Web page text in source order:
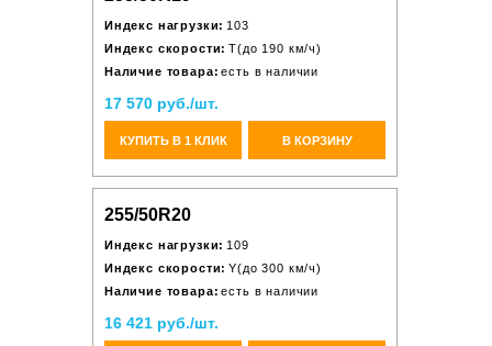
Индекс нагрузки: 103
Индекс скорости: T(до 190 км/ч)
Наличие товара: есть в наличии
17 570 руб./шт.
КУПИТЬ В 1 КЛИК В КОРЗИНУ
255/50R20
Индекс нагрузки: 109
Индекс скорости: Y(до 300 км/ч)
Наличие товара: есть в наличии
16 421 руб./шт.